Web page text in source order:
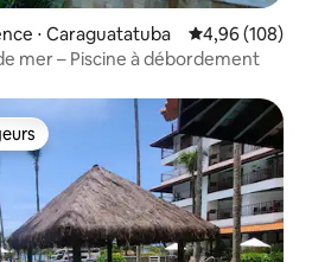
⋅ Caraguatatuba Évaluation
4,96 (108)
mer – Piscine à débordement
les plus appréciés